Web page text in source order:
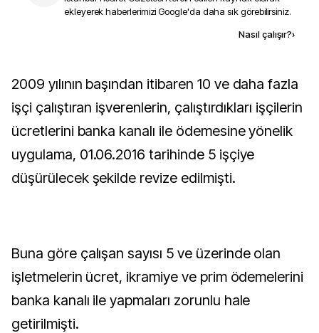
ekleyerek haberlerimizi Google'da daha sık görebilirsiniz.
Nasıl çalışır?›
2009 yılının başından itibaren 10 ve daha fazla
işçi çalıştıran işverenlerin, çalıştırdıkları işçilerin
ücretlerini banka kanalı ile ödemesine yönelik
uygulama, 01.06.2016 tarihinde 5 işçiye
düşürülecek şekilde revize edilmişti.
Buna göre çalışan sayısı 5 ve üzerinde olan
işletmelerin ücret, ikramiye ve prim ödemelerini
banka kanalı ile yapmaları zorunlu hale
getirilmişti.